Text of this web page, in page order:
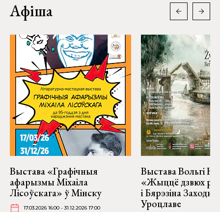
Афіша
Выстава «Графічныя
афарызмы Міхаіла
Лісоўскага» ў Мінску
17.03.2026 16:00 - 31.12.2026 17:00
Выстава Вольгі
«Жыццё дзвюх
і Бярэзіна
Уроцлаве